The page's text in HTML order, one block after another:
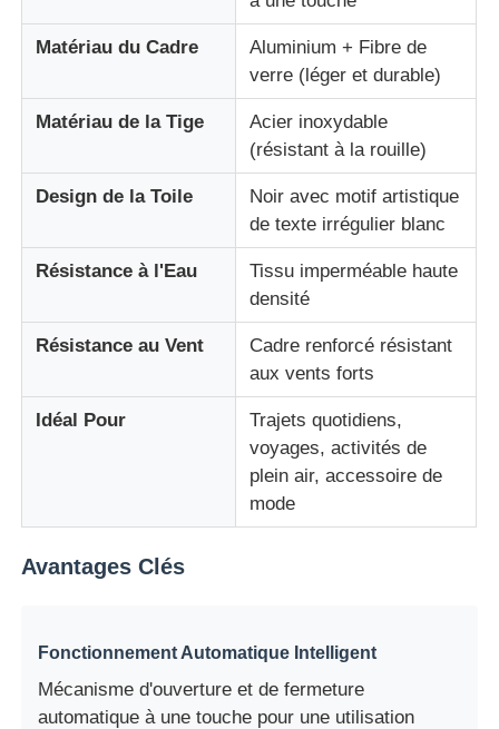
Parapluies résistantes aux UV
Parapluies pour enfants
parapluies de plage
Parapluies créatifs
Matériau du Cadre
Aluminium + Fibre de
verre (léger et durable)
Matériau de la Tige
Acier inoxydable
(résistant à la rouille)
Design de la Toile
Noir avec motif artistique
de texte irrégulier blanc
Résistance à l'Eau
Tissu imperméable haute
densité
Résistance au Vent
Cadre renforcé résistant
aux vents forts
Idéal Pour
Trajets quotidiens,
voyages, activités de
plein air, accessoire de
mode
Avantages Clés
Fonctionnement Automatique Intelligent
Mécanisme d'ouverture et de fermeture
automatique à une touche pour une utilisation